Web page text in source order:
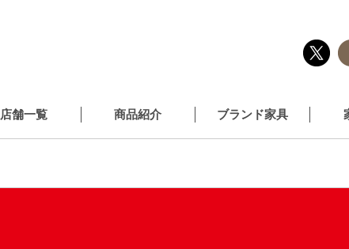
店舗一覧 商品紹介 ブランド家具